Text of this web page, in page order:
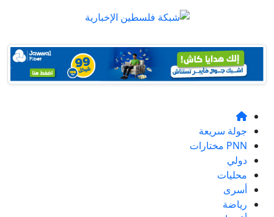
جولة سريعة
PNN مختارات
دولي
محليات
أسرى
رياضة